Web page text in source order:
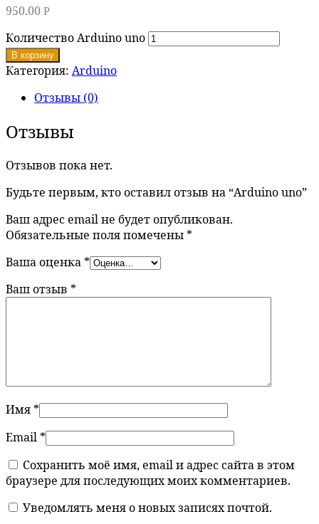
950.00 Р
Количество Arduino uno
В корзину
Категория: Arduino
Отзывы (0)
Отзывы
Отзывов пока нет.
Будьте первым, кто оставил отзыв на “Arduino uno”
Ваш адрес email не будет опубликован.
Обязательные поля помечены *
Ваша оценка *
Ваш отзыв *
Имя *
Email *
Сохранить моё имя, email и адрес сайта в этом
браузере для последующих моих комментариев.
Уведомлять меня о новых записях почтой.